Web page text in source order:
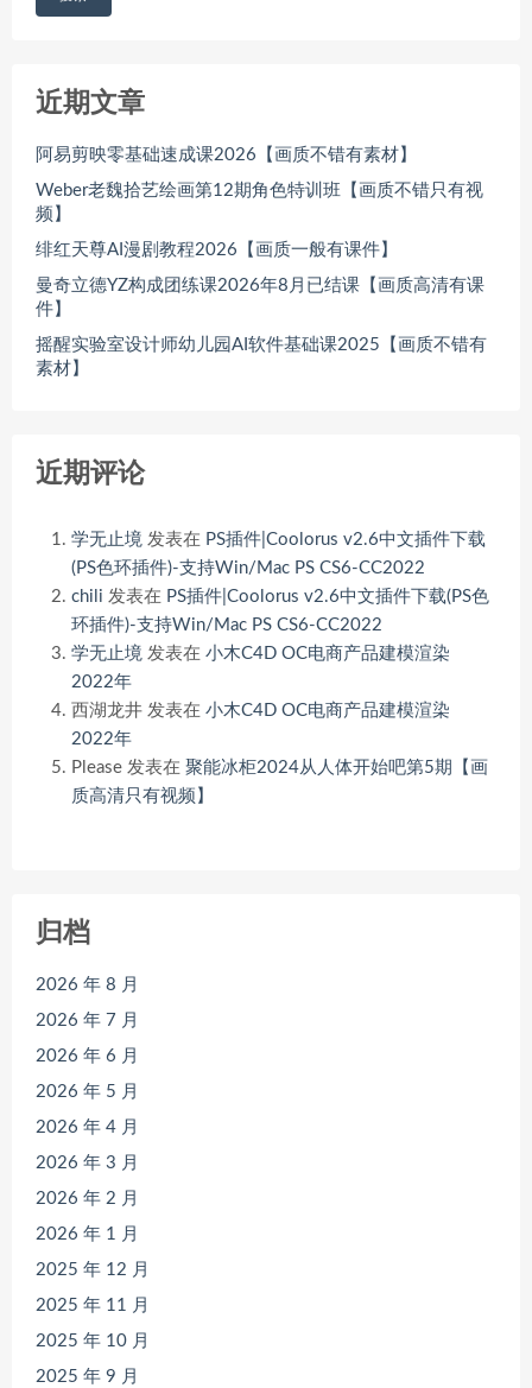
近期文章
阿易剪映零基础速成课2026【画质不错有素材】
Weber老魏拾艺绘画第12期角色特训班【画质不错只有视
频】
绯红天尊AI漫剧教程2026【画质一般有课件】
曼奇立德YZ构成团练课2026年8月已结课【画质高清有课
件】
摇醒实验室设计师幼儿园AI软件基础课2025【画质不错有
素材】
近期评论
学无止境 发表在 PS插件|Coolorus v2.6中文插件下载
(PS色环插件)-支持Win/Mac PS CS6-CC2022
chili 发表在 PS插件|Coolorus v2.6中文插件下载(PS色
环插件)-支持Win/Mac PS CS6-CC2022
学无止境 发表在 小木C4D OC电商产品建模渲染
2022年
西湖龙井 发表在 小木C4D OC电商产品建模渲染
2022年
Please 发表在 聚能冰柜2024从人体开始吧第5期【画
质高清只有视频】
归档
2026 年 8 月
2026 年 7 月
2026 年 6 月
2026 年 5 月
2026 年 4 月
2026 年 3 月
2026 年 2 月
2026 年 1 月
2025 年 12 月
2025 年 11 月
2025 年 10 月
2025 年 9 月